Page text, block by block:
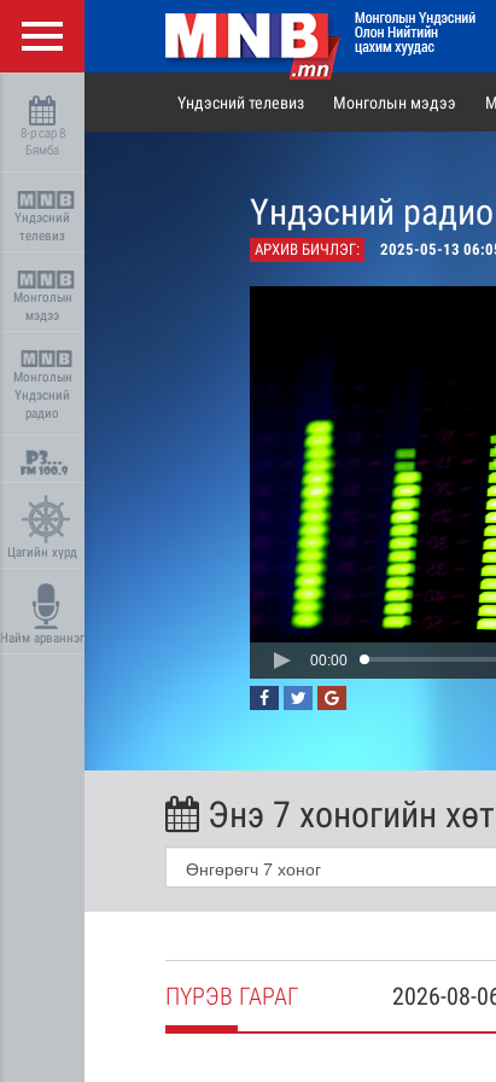
8-р сар 8
Бямба
Үндэсний
телевиз
Монголын
мэдээ
Монголын
Үндэсний
радио
Цагийн хүрд
Найм арваннэг
Үндэсний телевиз Монголын мэдээ
Үндэсний
АРХИВ БИЧЛЭГ: 2025-05-13
00:00
Энэ 7 хоногийн
2026-08-
ПҮРЭВ ГАРАГ